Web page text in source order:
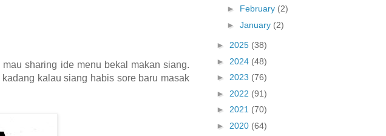
sharing ide menu bekal makan siang.
kalau siang habis sore baru masak
► February (2)
► January (2)
► 2025 (38)
► 2024 (48)
► 2023 (76)
► 2022 (91)
► 2021 (70)
► 2020 (64)